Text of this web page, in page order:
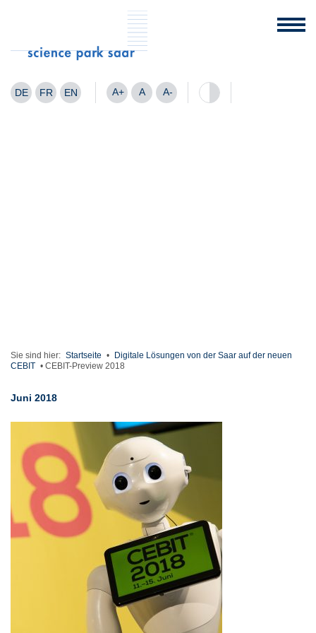
DE FR EN A+ A A-
Sie sind hier: Startseite •
Digitale Lösungen von der Saar auf der neuen
CEBIT • CEBIT-Preview 2018
Juni 2018